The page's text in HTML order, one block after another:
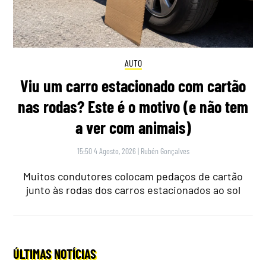
AUTO
Viu um carro estacionado com cartão
nas rodas? Este é o motivo (e não tem
a ver com animais)
15:50 4 Agosto, 2026 | Rubén Gonçalves
Muitos condutores colocam pedaços de cartão
junto às rodas dos carros estacionados ao sol
ÚLTIMAS NOTÍCIAS